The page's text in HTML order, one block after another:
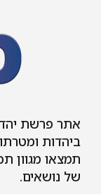
יהדות הינו
ומטרתו להמשיך
תכנים